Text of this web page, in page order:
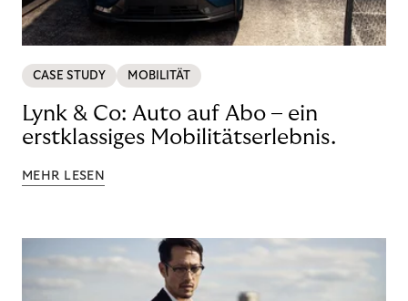
CASE STUDY MOBILITÄT
Lynk & Co: Auto auf Abo – ein
erstklassiges Mobilitätserlebnis.
MEHR LESEN